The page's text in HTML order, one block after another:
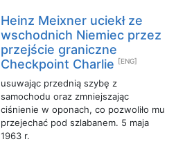
Heinz Meixner uciekł ze
wschodnich Niemiec przez
przejście graniczne
Checkpoint Charlie [ENG]
usuwając przednią szybę z
samochodu oraz zmniejszając
ciśnienie w oponach, co pozwoliło mu
przejechać pod szlabanem. 5 maja
1963 r.